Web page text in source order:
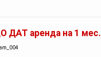
ДАТ аренда на 1 мес.